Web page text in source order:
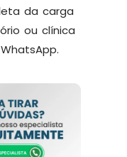
da carga
ou clínica